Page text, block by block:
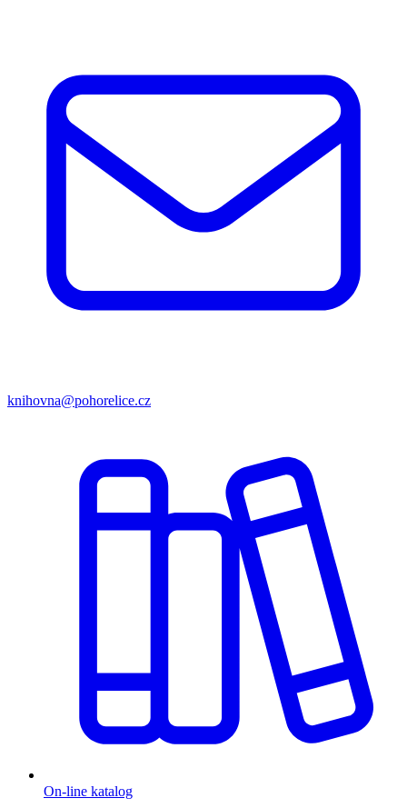
knihovna@pohorelice.cz
On-line katalog